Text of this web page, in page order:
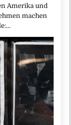
Amerika und
machen